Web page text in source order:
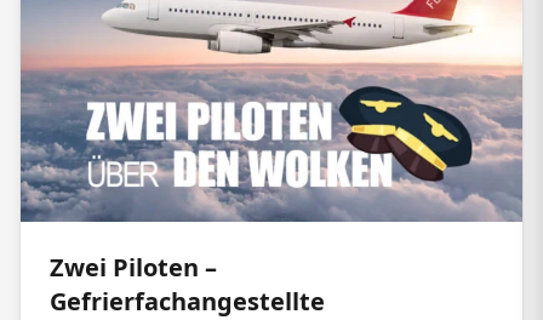
Zwei Piloten –
Gefrierfachangestellte